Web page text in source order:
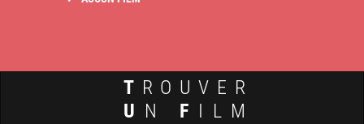
T ROUVER
U N F ILM